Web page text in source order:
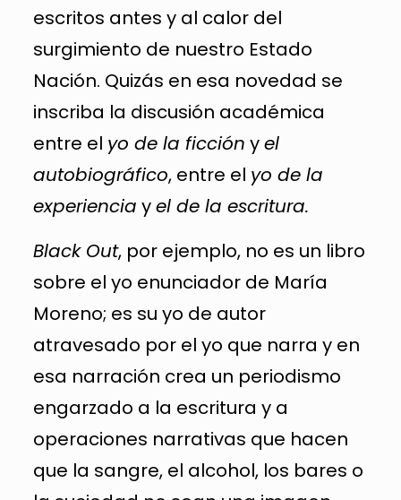
escritos antes y al calor del
surgimiento de nuestro Estado
Nación. Quizás en esa novedad se
inscriba la discusión académica
entre el yo de la ficción yel
autobiográfico, entre el yo de la
experiencia yel de la escritura.
Black Out, por ejemplo, no es un libro
sobre el yo enunciador de María
Moreno; es su yo de autor
atravesado por el yo que narra y en
esa narración crea un periodismo
engarzado a la escritura y a
operaciones narrativas que hacen
que la sangre, el alcohol, los bares o